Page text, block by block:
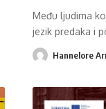
Među ljudima
jezik predaka i
Hannelore